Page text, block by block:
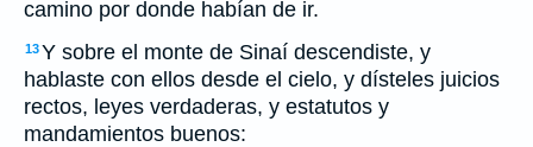
camino por donde habían de ir.
13Y sobre el monte de Sinaí descendiste, y
hablaste con ellos desde el cielo, y dísteles juicios
rectos, leyes verdaderas, y estatutos y
mandamientos buenos: